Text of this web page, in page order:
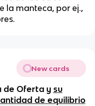
la manteca, por ej.,
New cards
de Oferta y su
de equilibrio